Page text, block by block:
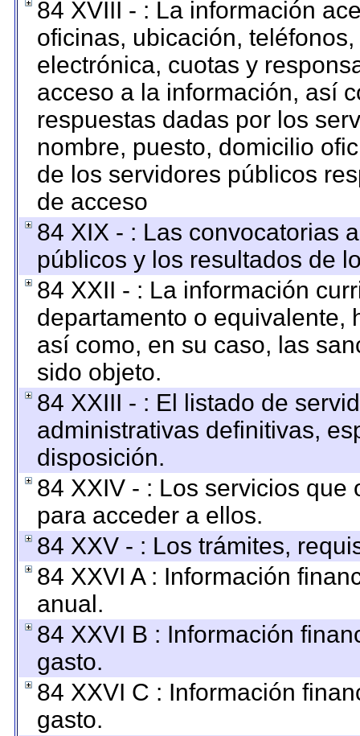
84 XVIII - : La información
oficinas, ubicación,
electrónica, cuotas y
acceso a la información, así
respuestas dadas por los
nombre, puesto, domicilio
de los servidores públicos
de acceso
84 XIX - : Las convocatorias
públicos y los resultados de
84 XXII - : La información
departamento o equivalente,
así como, en su caso, las
sido objeto.
84 XXIII - : El listado de
administrativas definitivas,
disposición.
84 XXIV - : Los servicios
para acceder a ellos.
84 XXV - : Los trámites,
84 XXVI A : Información
anual.
84 XXVI B : Información
gasto.
84 XXVI C : Información
gasto.